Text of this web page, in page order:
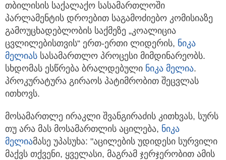
თბილისის საქალაქო სასამართლოში
პარლამენტის დროებით საგამოძიებო კომისიაზე
გამოუცხადებლობის საქმეზე „კოალიცია
ცვლილებისთვის“ ერთ-ერთი ლიდერის, ნიკა
მელიას სასამართლო პროცესი მიმდინარეობს.
სხდომას ესწრება ბრალდებული ნიკა მელია.
პროკურატურა გირაოს პატიმრობით შეცვლას
ითხოვს.
მოსამართლე ირაკლი შვანგირაძის კითხვას, სურს
თუ არა მას მოსამართლის აცილება, ნიკა
მელიამასე უპასუხა: "აცილების უდიდესი სურვილი
მაქვს თქვენი, ყველასი, მაგრამ ჯერჯერობით ამის